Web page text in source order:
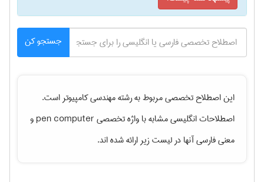
جستجو کن
این اصطلاح تخصصی مربوط به رشتهمهندسی كامپيوتراست.
اصطلاحات انگلیسی مشابه با واژه تخصصیpen computerو
معنی فارسی آنها در لیست زیر ارائه شده اند.